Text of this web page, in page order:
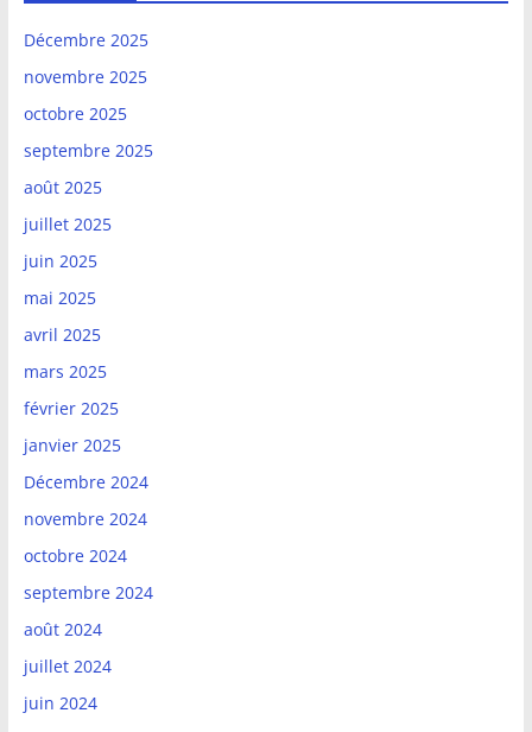
Décembre 2025
novembre 2025
octobre 2025
septembre 2025
août 2025
juillet 2025
juin 2025
mai 2025
avril 2025
mars 2025
février 2025
janvier 2025
Décembre 2024
novembre 2024
octobre 2024
septembre 2024
août 2024
juillet 2024
juin 2024